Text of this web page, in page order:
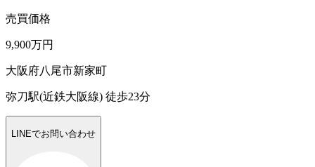
売買価格
9,900万円
大阪府八尾市新家町
弥刀駅(近鉄大阪線) 徒歩23分
LINEでお問い合わせ